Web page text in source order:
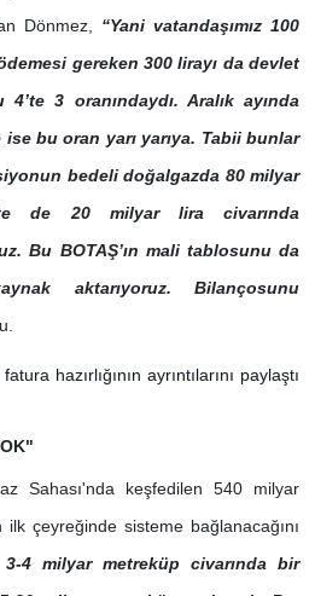
Dönmez, “Yani vatandaşımız 100
gereken 300 lirayı da devlet
3 oranındaydı. Aralık ayında
bu oran yarı yarıya. Tabii bunlar
bedeli doğalgazda 80 milyar
de 20 milyar lira civarında
Bu BOTAŞ’ın mali tablosunu da
aktarıyoruz. Bilançosunu
Sahası'nda keşfedilen 540 milyar
çeyreğinde sisteme bağlanacağını
4 milyar metreküp civarında bir